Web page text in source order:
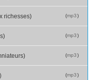
(mp3)
richesses)
(mp3)
(mp3)
(mp3)